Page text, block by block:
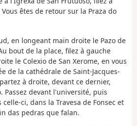
êtes de retour sur la Praza do
en longeant main droite le Pazo de
bout de la place, filez à gauche
le Colexio de San Xerome, en vous
de la cathédrale de Saint-Jacques-
à droite, devant ce dernier,
Passez devant l'université, puis
ci, dans la Travesa de Fonsec et
das pedras que falan.